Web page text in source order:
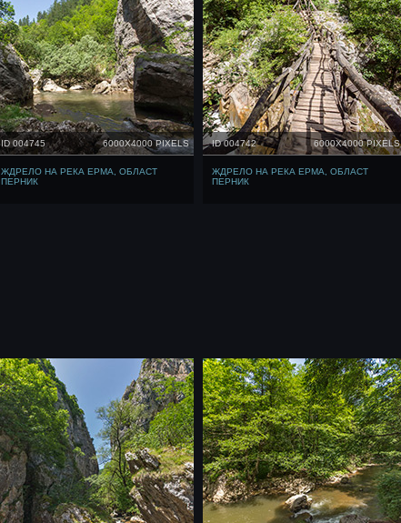
ID 004745 6000X4000 PIXELS
ЖДРЕЛО НА РЕКА ЕРМА, ОБЛАСТ
ПЕРНИК
ID 004742 6000X4000 PIXELS
ЖДРЕЛО НА РЕКА ЕРМА, ОБЛАСТ
ПЕРНИК